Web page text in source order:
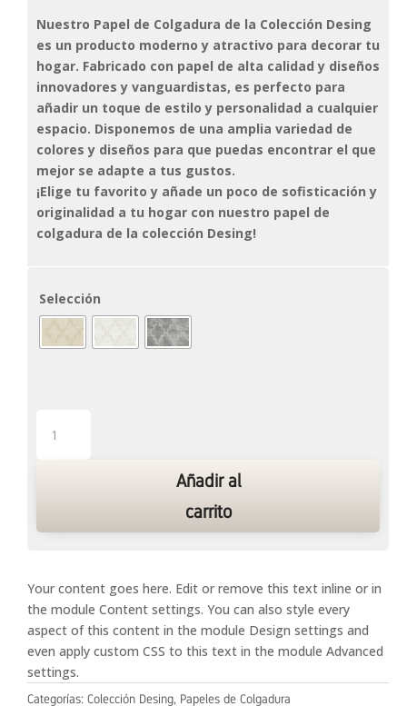
Nuestro Papel de Colgadura de la Colección Desing
es un producto moderno y atractivo para decorar tu
hogar. Fabricado con papel de alta calidad y diseños
innovadores y vanguardistas, es perfecto para
añadir un toque de estilo y personalidad a cualquier
espacio. Disponemos de una amplia variedad de
colores y diseños para que puedas encontrar el que
mejor se adapte a tus gustos.
¡Elige tu favorito y añade un poco de sofisticación y
originalidad a tu hogar con nuestro papel de
colgadura de la colección Desing!
Selección
Añadir al
carrito
Your content goes here. Edit or remove this text inline or in
the module Content settings. You can also style every
aspect of this content in the module Design settings and
even apply custom CSS to this text in the module Advanced
settings.
Categorías: Colección Desing, Papeles de Colgadura